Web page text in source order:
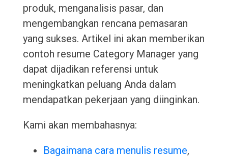
produk, menganalisis pasar, dan
mengembangkan rencana pemasaran
yang sukses. Artikel ini akan memberikan
contoh resume Category Manager yang
dapat dijadikan referensi untuk
meningkatkan peluang Anda dalam
mendapatkan pekerjaan yang diinginkan.
Kami akan membahasnya:
Bagaimana cara menulis resume,